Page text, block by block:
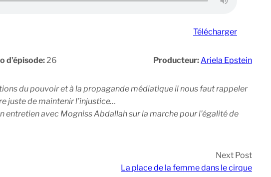
Télécharger
d’épisode:26 Producteur:Ariela Epstein
du pouvoir et à la propagande médiatique il nous faut rappeler
juste de maintenir l’injustice…
avec Mogniss Abdallah sur la marche pour l’égalité de
Next Post
La place de la femme dans le cirque